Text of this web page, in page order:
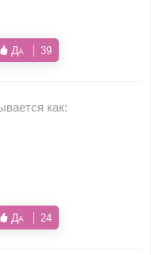
Да 39
как:
Да 24